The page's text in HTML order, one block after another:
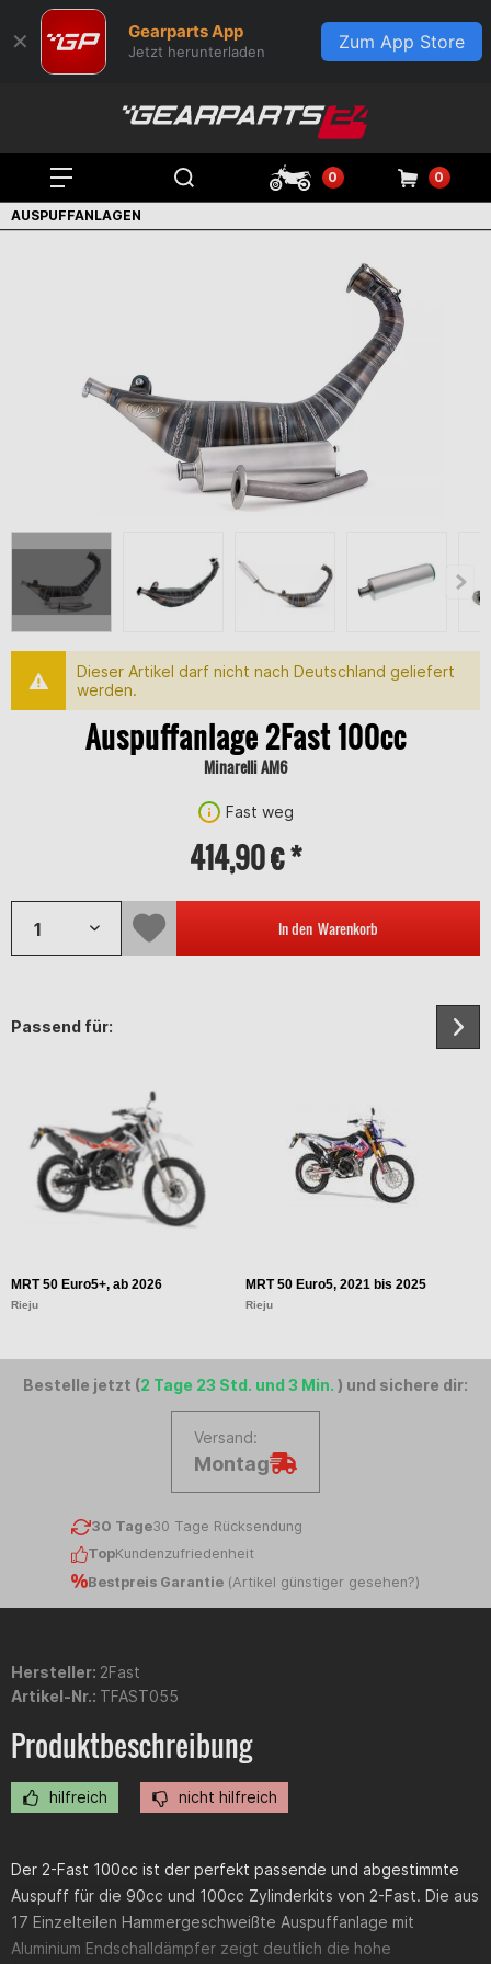
✕ Gearparts App
Jetzt herunterladen Zum App Store
0 0
AUSPUFFANLAGEN
Dieser Artikel darf nicht nach Deutschland geliefert
werden.
Auspuffanlage 2Fast 100cc
Minarelli AM6
Fast weg
414,90 € *
In den Warenkorb
Passend für:
MRT 50 Euro5+, ab 2026
Rieju
MRT 50 Euro5, 2021 bis 2025
Rieju
Bestelle jetzt (2 Tage 23 Std. und 3 Min. ) und sichere dir:
Versand:
Montag
30 Tage30 Tage Rücksendung
TopKundenzufriedenheit
Bestpreis Garantie (Artikel günstiger gesehen?)
Hersteller: 2Fast
Artikel-Nr.: TFAST055
Produktbeschreibung
hilfreich nicht hilfreich
Der 2-Fast 100cc ist der perfekt passende und abgestimmte
Auspuff für die 90cc und 100cc Zylinderkits von 2-Fast. Die aus
17 Einzelteilen Hammergeschweißte Auspuffanlage mit
Aluminium Endschalldämpfer zeigt deutlich die hohe